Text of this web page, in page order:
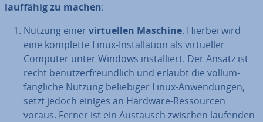
lauffähig zu machen:
Nutzung einer vir­tu­el­len Maschine. Hierbei wird
eine komplette Linux-In­stal­la­ti­on als vir­tu­el­ler
Computer unter Windows in­stal­liert. Der Ansatz ist
recht be­nut­zer­freund­lich und erlaubt die voll­um­
fäng­li­che Nutzung be­lie­bi­ger Linux-An­wen­dun­gen,
setzt jedoch einiges an Hardware-Res­sour­cen
voraus. Ferner ist ein Austausch zwischen laufenden